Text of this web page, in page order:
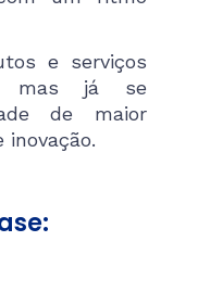
e serviços
mas já se
de maior
inovação.